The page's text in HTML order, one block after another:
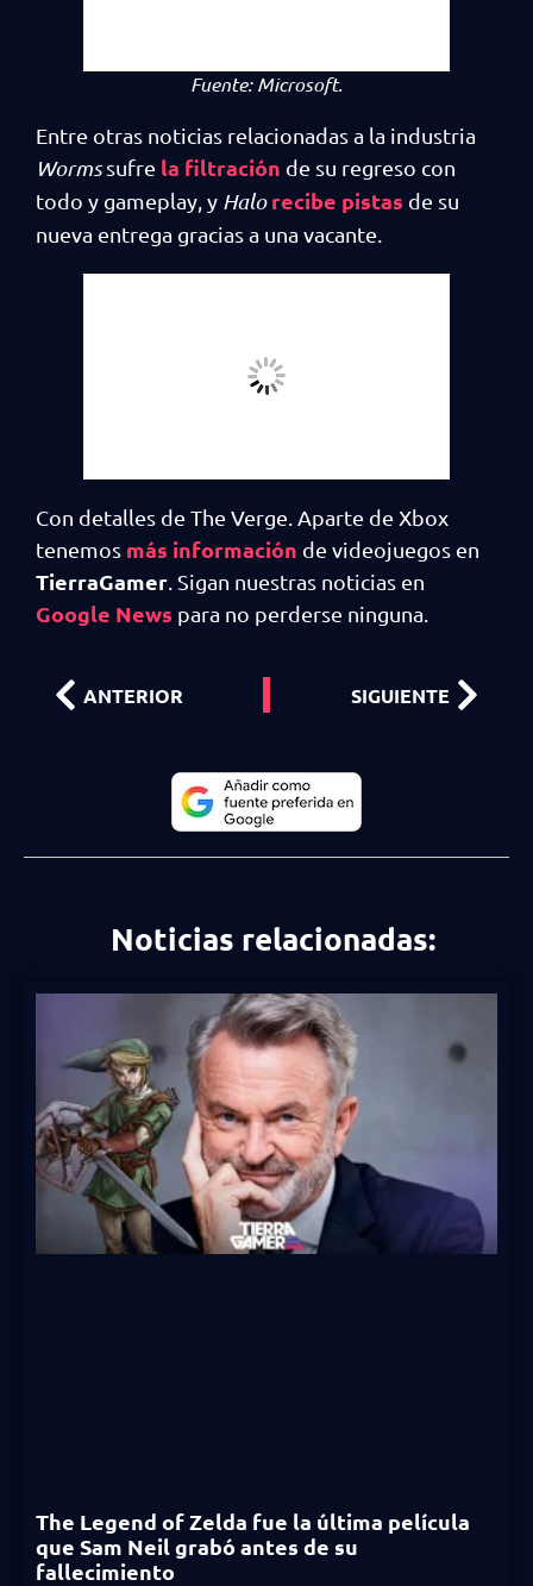
Fuente:Microsoft.
Entre otras noticias relacionadas a la industria
Wormssufre la filtración de su regreso con
todo y gameplay, y Halo recibe pistas de su
nueva entrega gracias a una vacante.
Con detalles de The Verge. Aparte de Xbox
tenemos más información de videojuegos en
TierraGamer. Sigan nuestras noticias en
Google News para no perderse ninguna.
ANTERIOR SIGUIENTE
Noticias relacionadas:
The Legend of Zelda fue la última película
que Sam Neil grabó antes de su
fallecimiento